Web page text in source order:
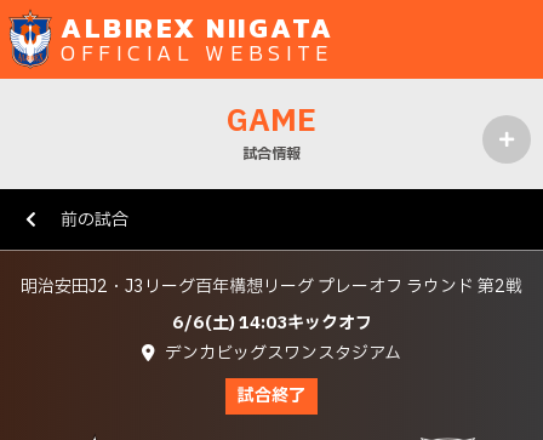
ALBIREX NIIGATA
OFFICIAL WEBSITE
GAME
試合情報
前の試合
明治安田J2・J3リーグ百年構想リーグ プレーオフ ラウンド 第2戦
6/6(土) 14:03キックオフ
デンカビッグスワンスタジアム
試合終了